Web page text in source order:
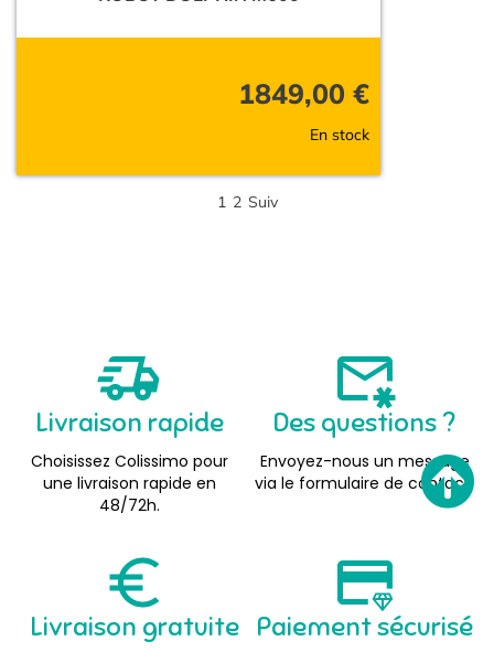
1849,00 €
En stock
1 2 Suiv
Livraison rapide
Choisissez Colissimo pour
une livraison rapide en
48/72h.
Des questions ?
Envoyez-nous un message
via le formulaire de contact.
Livraison gratuite Paiement sécurisé